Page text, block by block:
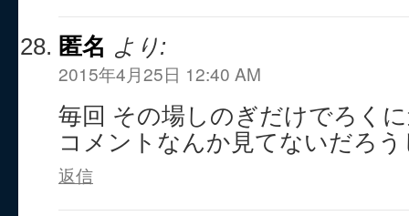
匿名 より:
2015年4月25日 12:40 AM
毎回 その場しのぎだけでろく
コメントなんか見てないだろう
返信